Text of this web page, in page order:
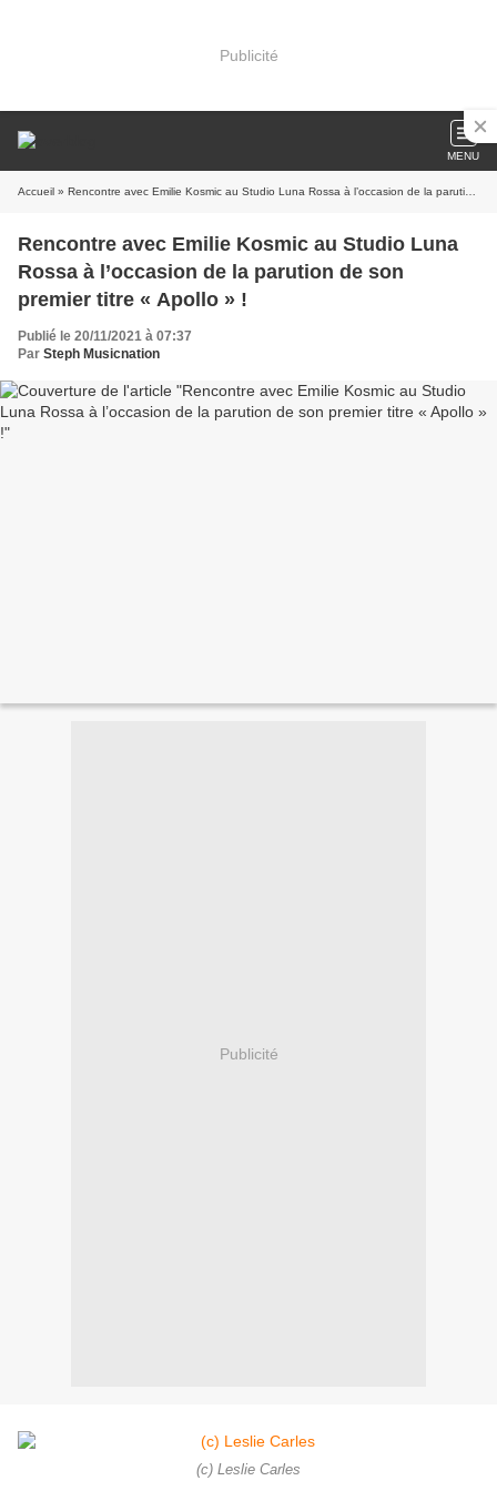
Publicité
MENU
Accueil » Rencontre avec Emilie Kosmic au Studio Luna Rossa à l’occasion de la parution de son premier titre « Apollo » !
Rencontre avec Emilie Kosmic au Studio Luna
Rossa à l’occasion de la parution de son
premier titre « Apollo » !
Publié le 20/11/2021 à 07:37
Par Steph Musicnation
Publicité
(c) Leslie Carles